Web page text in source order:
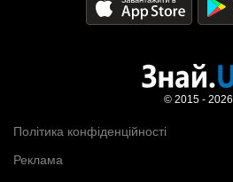
Політика конфіденційності
Реклама
© 2015 - 2026